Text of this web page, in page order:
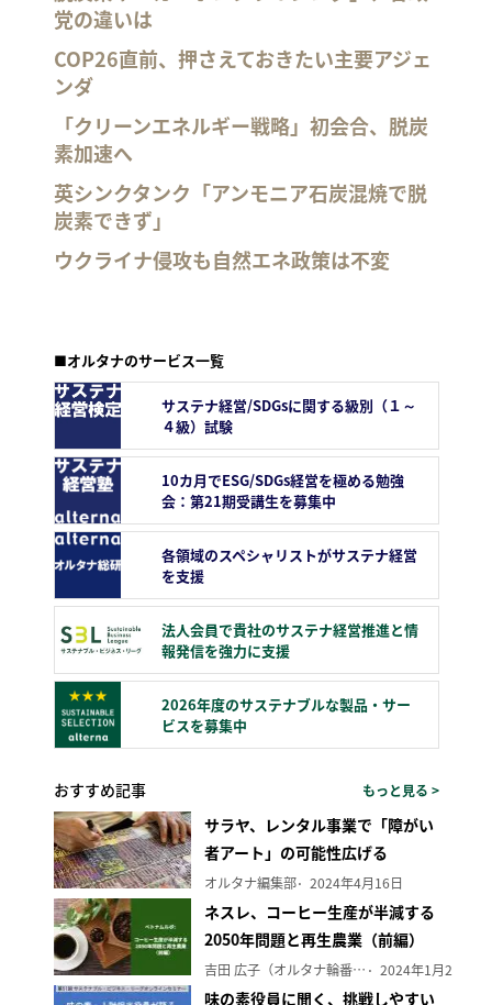
党の違いは
COP26直前、押さえておきたい主要アジェ
ンダ
「クリーンエネルギー戦略」初会合、脱炭
素加速へ
英シンクタンク「アンモニア石炭混焼で脱
炭素できず」
ウクライナ侵攻も自然エネ政策は不変
■オルタナのサービス一覧
サステナ経営/SDGsに関する級別（１～
４級）試験
10カ月でESG/SDGs経営を極める勉強
会：第21期受講生を募集中
各領域のスペシャリストがサステナ経営
を支援
法人会員で貴社のサステナ経営推進と情
報発信を強力に支援
2026年度のサステナブルな製品・サー
ビスを募集中
おすすめ記事 もっと見る >
サラヤ、レンタル事業で「障がい
者アート」の可能性広げる
オルタナ編集部 2024年4月16日
ネスレ、コーヒー生産が半減する
2050年問題と再生農業（前編）
吉田 広子（オルタナ輪番編集長） 2024年1月29日
味の素役員に聞く、挑戦しやすい